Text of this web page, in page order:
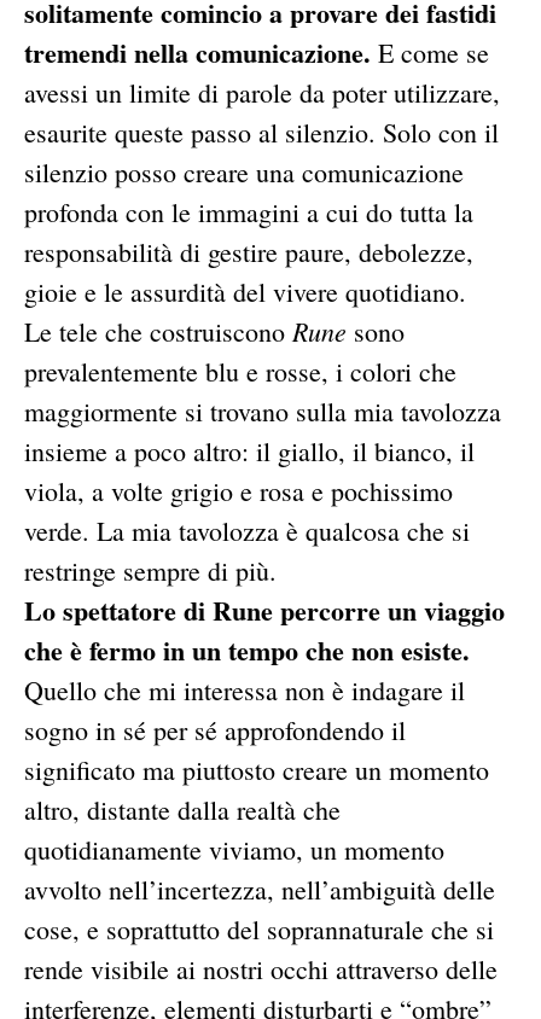
solitamente comincio a provare dei fastidi
tremendi nella comunicazione. E come se
avessi un limite di parole da poter utilizzare,
esaurite queste passo al silenzio. Solo con il
silenzio posso creare una comunicazione
profonda con le immagini a cui do tutta la
responsabilità di gestire paure, debolezze,
gioie e le assurdità del vivere quotidiano.
Le tele che costruisconoRune sono
prevalentemente blu e rosse, i colori che
maggiormente si trovano sulla mia tavolozza
insieme a poco altro: il giallo, il bianco, il
viola, a volte grigio e rosa e pochissimo
verde. La mia tavolozza è qualcosa che si
restringe sempre di più.
Lo spettatore di Rune percorre un viaggio
che è fermo in un tempo che non esiste.
Quello che mi interessa non è indagare il
sogno in sé per sé approfondendo il
significato ma piuttosto creare un momento
altro, distante dalla realtà che
quotidianamente viviamo, un momento
avvolto nell’incertezza, nell’ambiguità delle
cose, e soprattutto del soprannaturale che si
rende visibile ai nostri occhi attraverso delle
interferenze, elementi disturbarti e “ombre”